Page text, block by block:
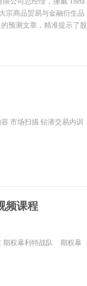
宗商品贸易与金融衍生品
预测文章，精准提示了股
市场扫描 钻潜交易内训
频课程
期权暴利特战队 期权暴